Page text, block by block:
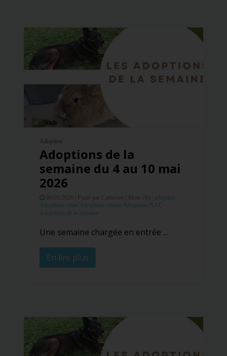
Adoption
Adoptions de la
semaine du 4 au 10 mai
2026
Posté par Catherine |
adoption
Adoptions chats Adoptions chiens Adoptions NAC
Adoptions de la semaine
Une semaine chargée en entrée ...
En lire plus